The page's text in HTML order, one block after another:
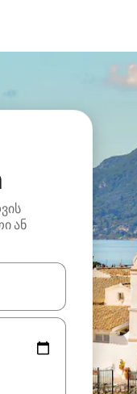
ან
ნავიგაციისთვის